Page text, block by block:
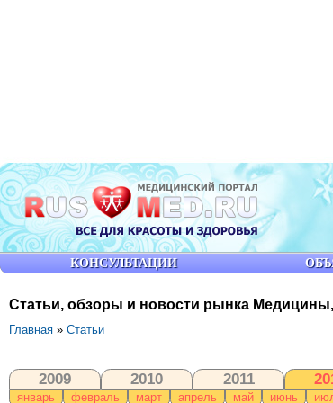
Статьи, обзоры и новости рынка
Главная » Статьи
2009 2010 2011
январь февраль март апрель май июнь
КОНСУЛЬТАЦИИ